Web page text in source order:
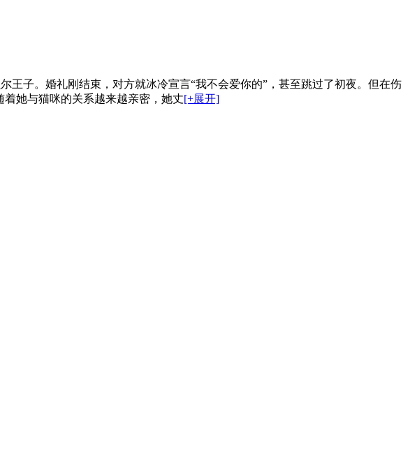
王子。婚礼刚结束，对方就冰冷宣言“我不会爱你的”，甚至跳过了初夜。但在伤
她与猫咪的关系越来越亲密，她丈[+展开]